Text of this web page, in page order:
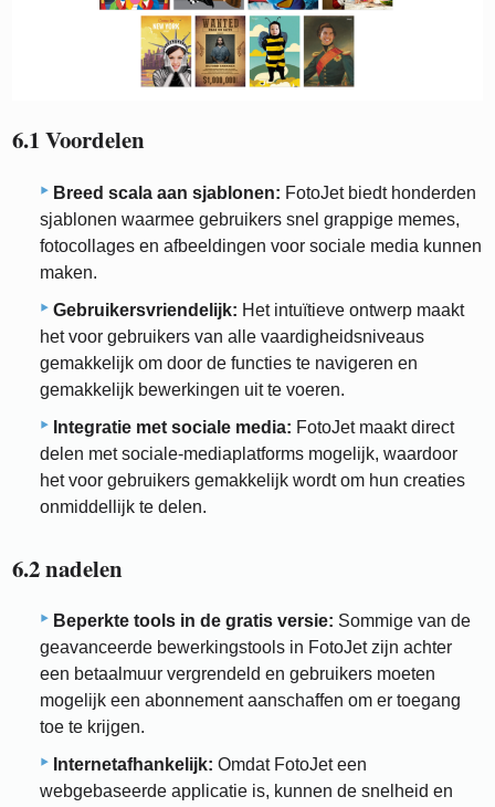
6.1 Voordelen
Breed scala aan sjablonen: FotoJet biedt honderden
sjablonen waarmee gebruikers snel grappige memes,
fotocollages en afbeeldingen voor sociale media kunnen
maken.
Gebruikersvriendelijk: Het intuïtieve ontwerp maakt
het voor gebruikers van alle vaardigheidsniveaus
gemakkelijk om door de functies te navigeren en
gemakkelijk bewerkingen uit te voeren.
Integratie met sociale media: FotoJet maakt direct
delen met sociale-mediaplatforms mogelijk, waardoor
het voor gebruikers gemakkelijk wordt om hun creaties
onmiddellijk te delen.
6.2 nadelen
Beperkte tools in de gratis versie: Sommige van de
geavanceerde bewerkingstools in FotoJet zijn achter
een betaalmuur vergrendeld en gebruikers moeten
mogelijk een abonnement aanschaffen om er toegang
toe te krijgen.
Internetafhankelijk: Omdat FotoJet een
webgebaseerde applicatie is, kunnen de snelheid en